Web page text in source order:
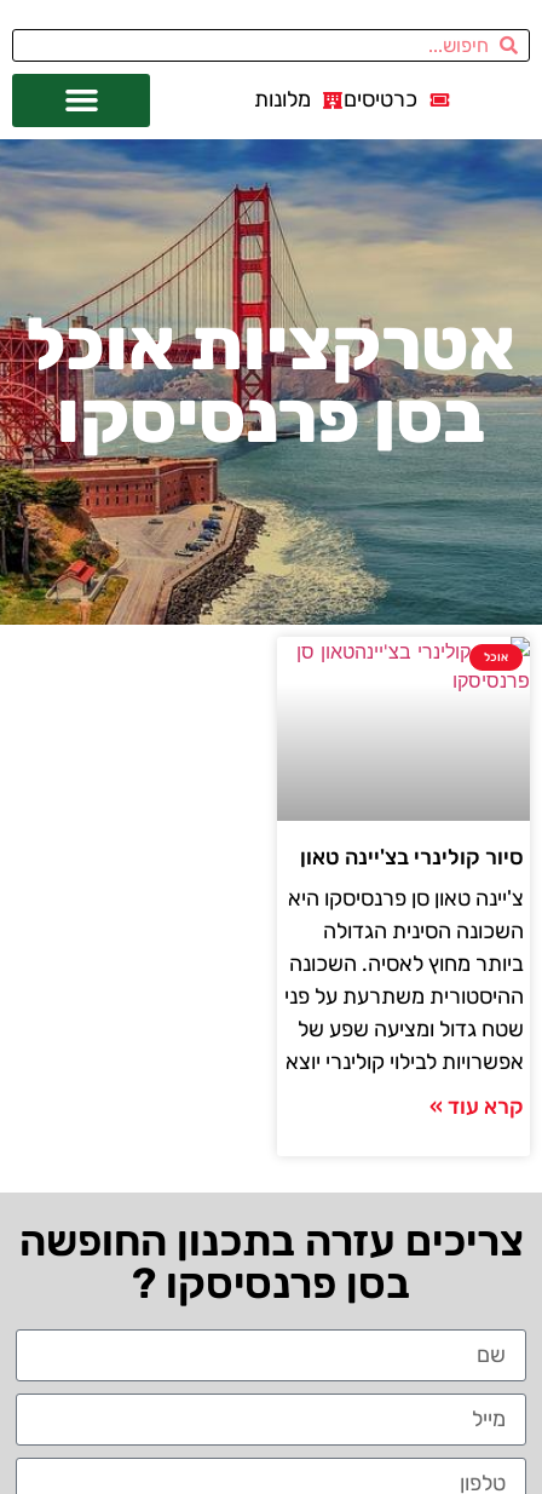
כרטיסים מלונות
אטרקציות אוכל
בסן פרנסיסקו
אוכל
סיור קולינרי בצ'יינה טאון
צ'יינה טאון סן פרנסיסקו היא
השכונה הסינית הגדולה
ביותר מחוץ לאסיה. השכונה
ההיסטורית משתרעת על פני
שטח גדול ומציעה שפע של
אפשרויות לבילוי קולינרי יוצא
קרא עוד »
צריכים עזרה בתכנון החופשה
בסן פרנסיסקו ?